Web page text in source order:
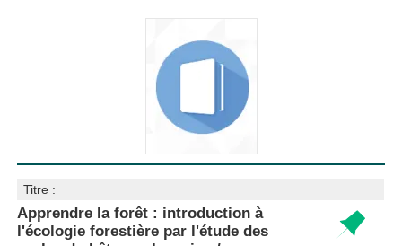
Titre :
Apprendre la forêt : introduction à
l'écologie forestière par l'étude des